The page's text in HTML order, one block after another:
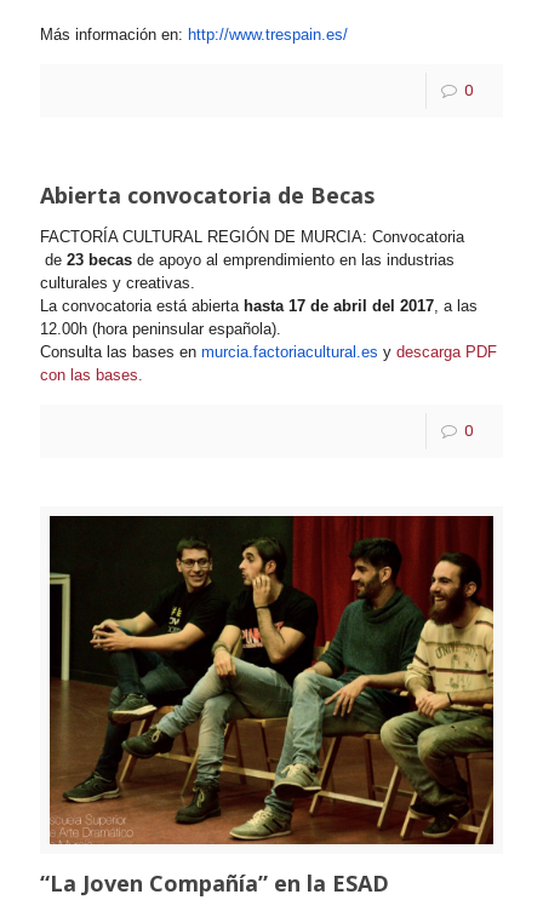
Más información en: http://www.trespain.es/
0
Abierta convocatoria de Becas
FACTORÍA CULTURAL REGIÓN DE MURCIA: Convocatoria
de 23 becas de apoyo al emprendimiento en las industrias
culturales y creativas.
La convocatoria está abierta hasta 17 de abril del 2017, a las
12.00h (hora peninsular española).
Consulta las bases en murcia.factoriacultural.es y descarga PDF
con las bases.
0
“La Joven Compañía” en la ESAD